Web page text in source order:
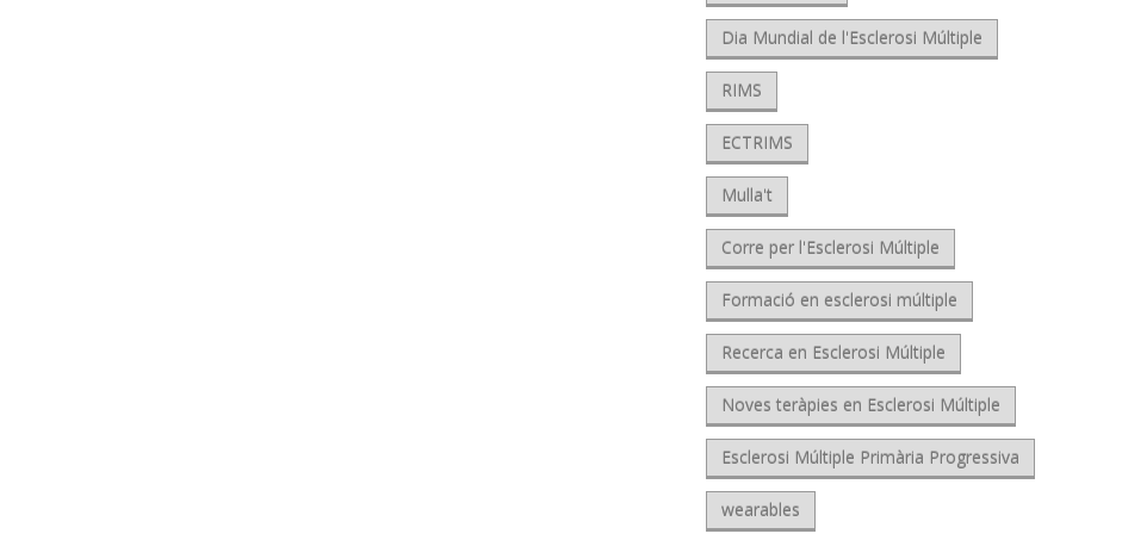
Dia Mundial de l'Esclerosi Múltiple
RIMS
ECTRIMS
Mulla't
Corre per l'Esclerosi Múltiple
Formació en esclerosi múltiple
Recerca en Esclerosi Múltiple
Noves teràpies en Esclerosi Múltiple
Esclerosi Múltiple Primària Progressiva
wearables